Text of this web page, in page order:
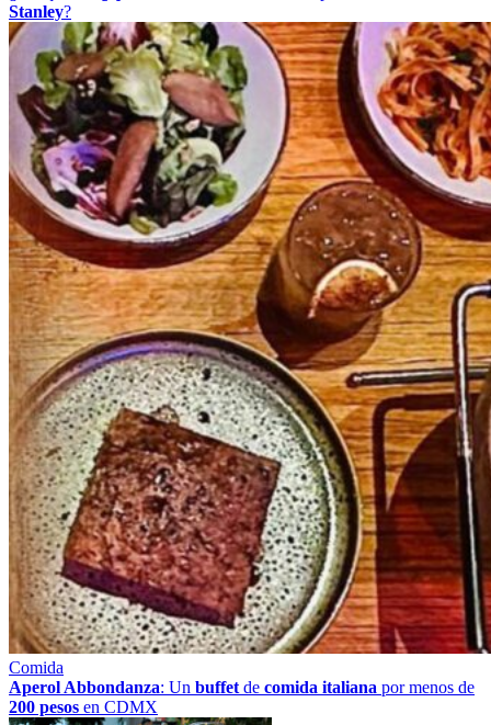
Stanley?
Comida
Aperol Abbondanza: Un buffetde comida italiana por menos de
200 pesos en CDMX